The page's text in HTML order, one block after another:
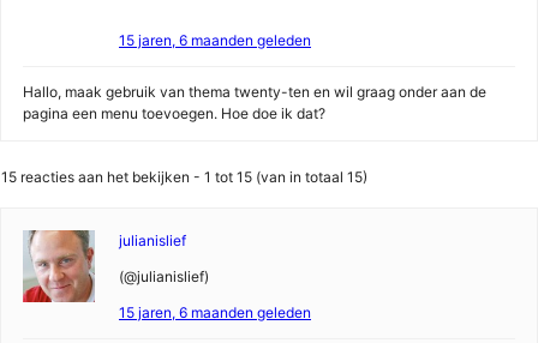
15 jaren, 6 maanden geleden
Hallo, maak gebruik van thema twenty-ten en wil graag onder aan de
pagina een menu toevoegen. Hoe doe ik dat?
15 reacties aan het bekijken - 1 tot 15 (van in totaal 15)
julianislief
(@julianislief)
15 jaren, 6 maanden geleden